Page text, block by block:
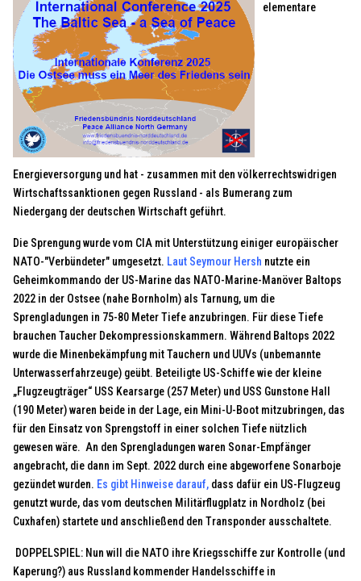
elementare
Energieversorgung und hat - zusammen mit den völkerrechtswidrigen
Wirtschaftssanktionen gegen Russland - als Bumerang zum
Niedergang der deutschen Wirtschaft geführt.
Die Sprengung wurde vom CIA mit Unterstützung einiger europäischer
NATO-"Verbündeter" umgesetzt. Laut Seymour Hersh nutzte ein
Geheimkommando der US-Marine das NATO-Marine-Manöver Baltops
2022 in der Ostsee (nahe Bornholm) als Tarnung, um die
Sprengladungen in 75-80 Meter Tiefe anzubringen. Für diese Tiefe
brauchen Taucher Dekompressionskammern. Während Baltops 2022
wurde die Minenbekämpfung mit Tauchern und UUVs (unbemannte
Unterwasserfahrzeuge) geübt. Beteiligte US-Schiffe wie der kleine
„Flugzeugträger“ USS Kearsarge (257 Meter) und USS Gunstone Hall
(190 Meter) waren beide in der Lage, ein Mini-U-Boot mitzubringen, das
für den Einsatz von Sprengstoff in einer solchen Tiefe nützlich
gewesen wäre. An den Sprengladungen waren Sonar-Empfänger
angebracht, die dann im Sept. 2022 durch eine abgeworfene Sonarboje
gezündet wurden. Es gibt Hinweise darauf, dass dafür ein US-Flugzeug
genutzt wurde, das vom deutschen Militärflugplatz in Nordholz (bei
Cuxhafen) startete und anschließend den Transponder ausschaltete.
DOPPELSPIEL: Nun will die NATO ihre Kriegsschiffe zur Kontrolle (und
Kaperung?) aus Russland kommender Handelsschiffe in